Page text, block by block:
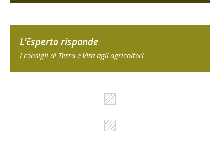
L'Esperto risponde
I consigli di Terra e Vita agli agricoltori